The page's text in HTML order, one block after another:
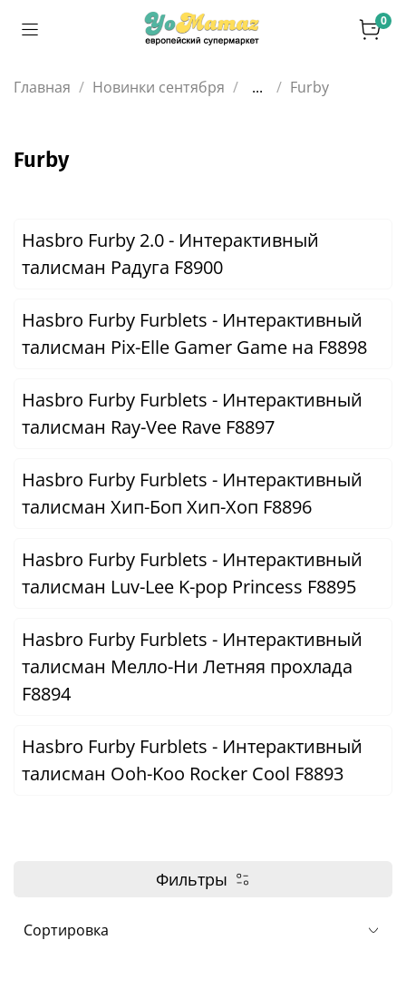
0
Главная Новинки сентября ... Furby
Furby
Hasbro Furby 2.0 - Интерактивный
талисман Радуга F8900
Hasbro Furby Furblets - Интерактивный
талисман Pix-Elle Gamer Game на F8898
Hasbro Furby Furblets - Интерактивный
талисман Ray-Vee Rave F8897
Hasbro Furby Furblets - Интерактивный
талисман Хип-Боп Хип-Хоп F8896
Hasbro Furby Furblets - Интерактивный
талисман Luv-Lee K-pop Princess F8895
Hasbro Furby Furblets - Интерактивный
талисман Мелло-Ни Летняя прохлада
F8894
Hasbro Furby Furblets - Интерактивный
талисман Ooh-Koo Rocker Cool F8893
Фильтры